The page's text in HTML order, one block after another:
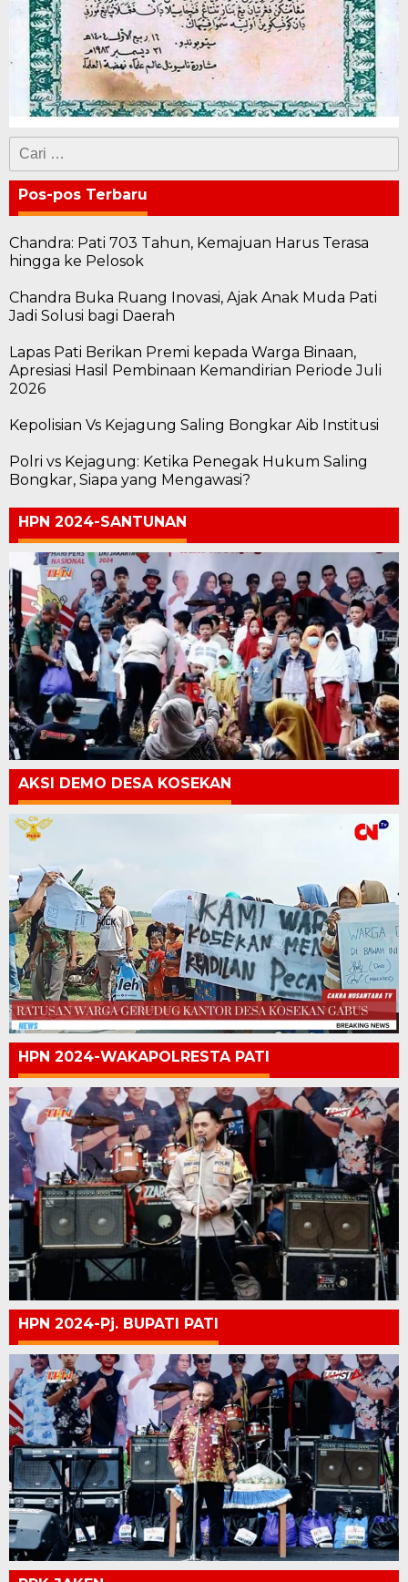
Cari
untuk:
Pos-pos Terbaru
Chandra: Pati 703 Tahun, Kemajuan Harus Terasa
hingga ke Pelosok
Chandra Buka Ruang Inovasi, Ajak Anak Muda Pati
Jadi Solusi bagi Daerah
Lapas Pati Berikan Premi kepada Warga Binaan,
Apresiasi Hasil Pembinaan Kemandirian Periode Juli
2026
Kepolisian Vs Kejagung Saling Bongkar Aib Institusi
Polri vs Kejagung: Ketika Penegak Hukum Saling
Bongkar, Siapa yang Mengawasi?
HPN 2024-SANTUNAN
AKSI DEMO DESA KOSEKAN
HPN 2024-WAKAPOLRESTA PATI
HPN 2024-Pj. BUPATI PATI